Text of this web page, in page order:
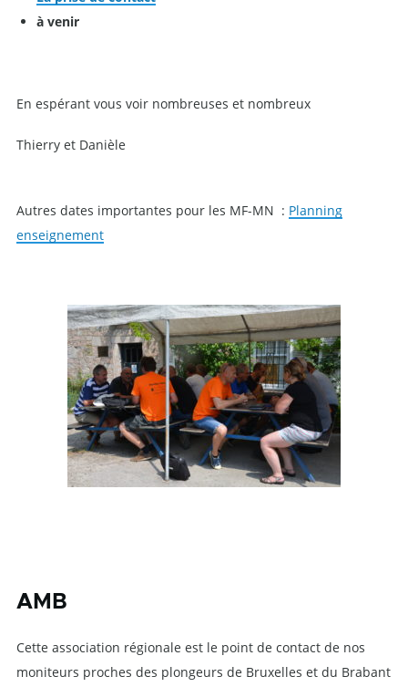
à venir
En espérant vous voir nombreuses et nombreux
Thierry et Danièle
Autres dates importantes pour les MF-MN : Planning
enseignement
AMB
Cette association régionale est le point de contact de nos
moniteurs proches des plongeurs de Bruxelles et du Brabant